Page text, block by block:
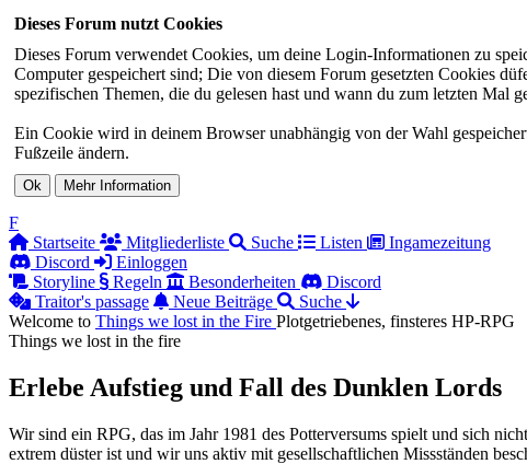
Dieses Forum nutzt Cookies
Dieses Forum verwendet Cookies, um deine Login-Informationen zu
Computer gespeichert sind; Die von diesem Forum gesetzten Cookies
spezifischen Themen, die du gelesen hast und wann du zum letzten Mal
Ein Cookie wird in deinem Browser unabhängig von der Wahl
Fußzeile ändern.
F
Startseite
Mitgliederliste Suche Listen
Ingamezeitung
Discord
Einloggen
Storyline
Regeln Besonderheiten
Discord
Traitor's passage
Neue Beiträge
Suche
Welcome to Things we lost in the Fire Plotgetriebenes, finsteres HP-RPG
Things we lost in the fire
Erlebe Aufstieg und Fall des Dunklen Lords
Wir sind ein RPG, das im Jahr 1981 des Potterversums spielt und sich
extrem düster ist und wir uns aktiv mit gesellschaftlichen Missständen